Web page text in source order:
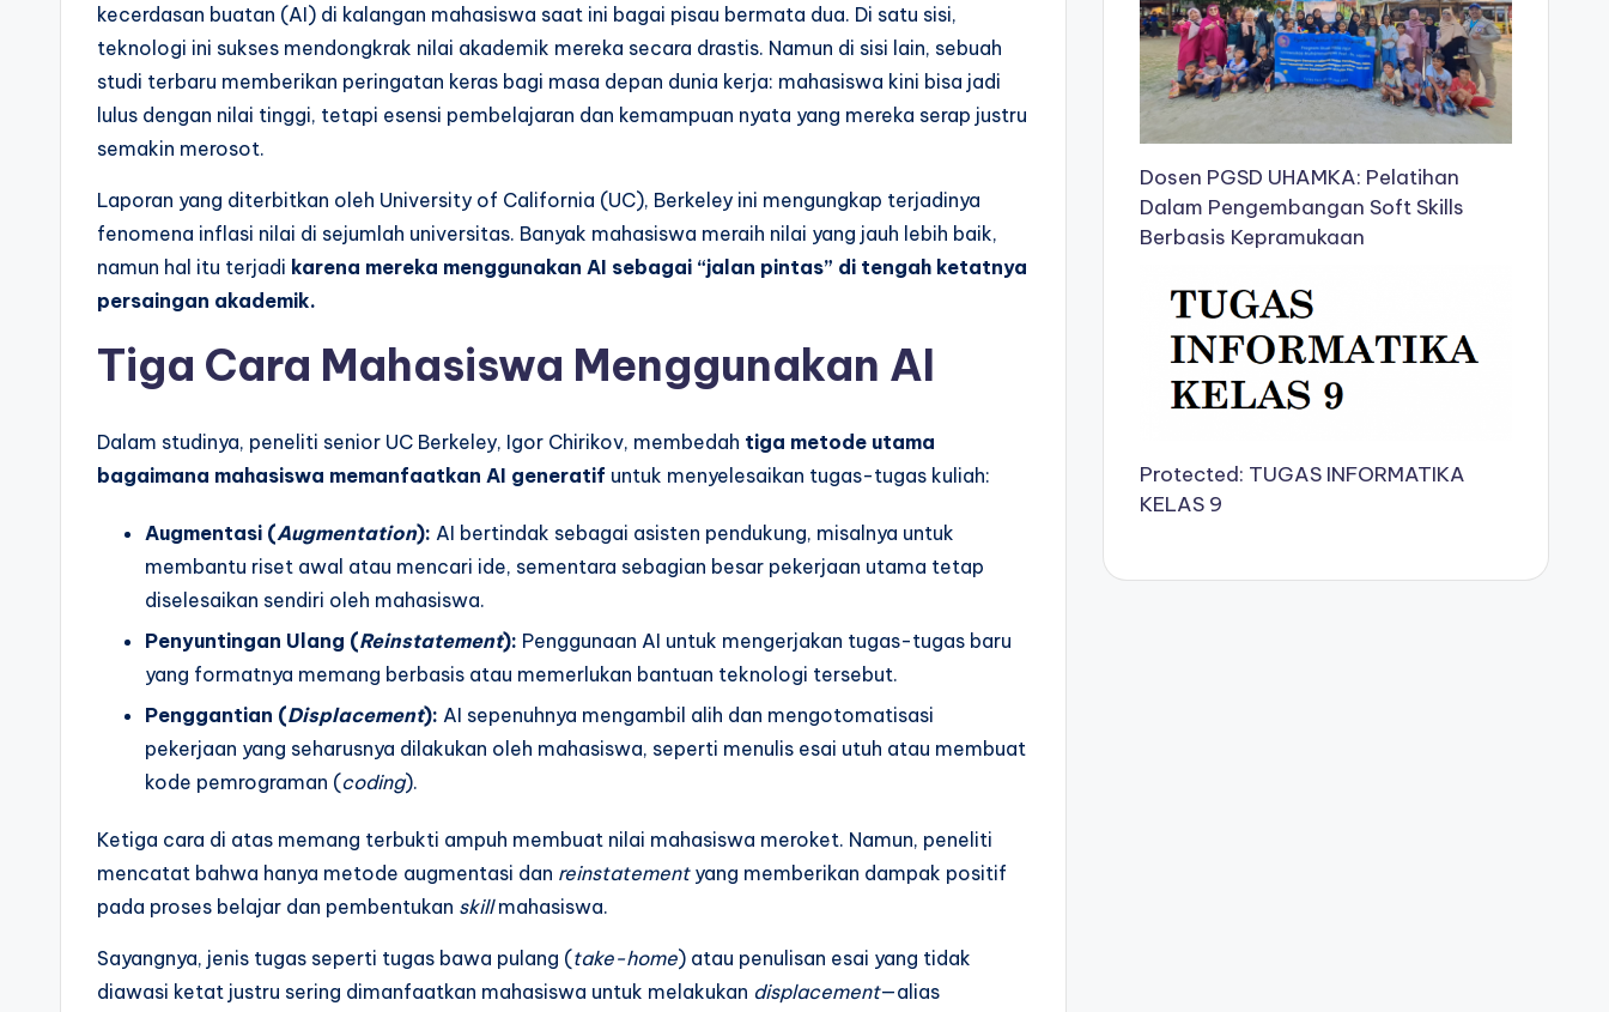
kecerdasan buatan (AI) di kalangan mahasiswa saat ini bagai pisau bermata dua. Di satu sisi,
teknologi ini sukses mendongkrak nilai akademik mereka secara drastis. Namun di sisi lain, sebuah
studi terbaru memberikan peringatan keras bagi masa depan dunia kerja: mahasiswa kini bisa jadi
lulus dengan nilai tinggi, tetapi esensi pembelajaran dan kemampuan nyata yang mereka serap justru
semakin merosot.
Laporan yang diterbitkan oleh University of California (UC), Berkeley ini mengungkap terjadinya
fenomena inflasi nilai di sejumlah universitas. Banyak mahasiswa meraih nilai yang jauh lebih baik,
namun hal itu terjadi karena mereka menggunakan AI sebagai “jalan pintas” di tengah ketatnya
persaingan akademik.
Tiga Cara Mahasiswa Menggunakan AI
Dalam studinya, peneliti senior UC Berkeley, Igor Chirikov, membedah tiga metode utama
bagaimana mahasiswa memanfaatkan AI generatif untuk menyelesaikan tugas-tugas kuliah:
Augmentasi (Augmentation): AI bertindak sebagai asisten pendukung, misalnya untuk
membantu riset awal atau mencari ide, sementara sebagian besar pekerjaan utama tetap
diselesaikan sendiri oleh mahasiswa.
Penyuntingan Ulang (Reinstatement): Penggunaan AI untuk mengerjakan tugas-tugas baru
yang formatnya memang berbasis atau memerlukan bantuan teknologi tersebut.
Penggantian (Displacement): AI sepenuhnya mengambil alih dan mengotomatisasi
pekerjaan yang seharusnya dilakukan oleh mahasiswa, seperti menulis esai utuh atau membuat
kode pemrograman (coding).
Ketiga cara di atas memang terbukti ampuh membuat nilai mahasiswa meroket. Namun, peneliti
mencatat bahwa hanya metode augmentasi dan reinstatementyang memberikan dampak positif
pada proses belajar dan pembentukan skillmahasiswa.
Sayangnya, jenis tugas seperti tugas bawa pulang (take-home) atau penulisan esai yang tidak
diawasi ketat justru sering dimanfaatkan mahasiswa untuk melakukan displacement—alias
Dosen PGSD UHAMKA: Pelatihan
Dalam Pengembangan Soft Skills
Berbasis Kepramukaan
Protected: TUGAS INFORMATIKA
KELAS 9